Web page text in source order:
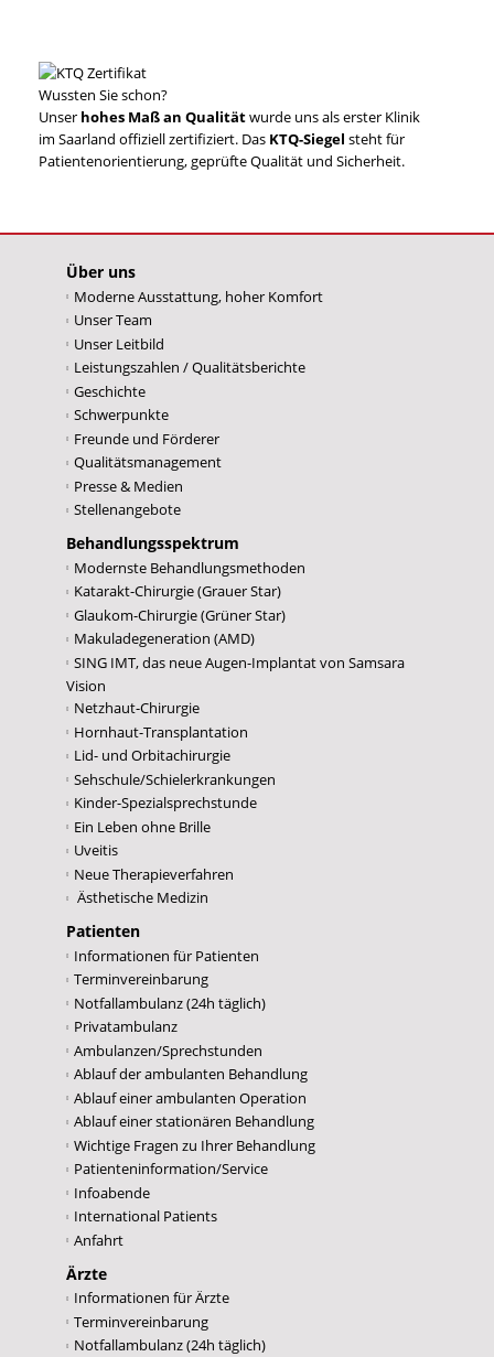
Wussten Sie schon?
Unser hohes Maß an Qualitätwurde uns als erster Klinik
im Saarland offiziell zertifiziert. Das KTQ-Siegel steht für
Patientenorientierung, geprüfte Qualität und Sicherheit.
Über uns
Moderne Ausstattung, hoher Komfort
Unser Team
Unser Leitbild
Leistungszahlen / Qualitätsberichte
Geschichte
Schwerpunkte
Freunde und Förderer
Qualitätsmanagement
Presse & Medien
Stellenangebote
Behandlungsspektrum
Modernste Behandlungsmethoden
Katarakt-Chirurgie (Grauer Star)
Glaukom-Chirurgie (Grüner Star)
Makuladegeneration (AMD)
SING IMT, das neue Augen-Implantat von Samsara
Vision
Netzhaut-Chirurgie
Hornhaut-Transplantation
Lid- und Orbitachirurgie
Sehschule/Schielerkrankungen
Kinder-Spezialsprechstunde
Ein Leben ohne Brille
Uveitis
Neue Therapieverfahren
Ästhetische Medizin
Patienten
Informationen für Patienten
Terminvereinbarung
Notfallambulanz (24h täglich)
Privatambulanz
Ambulanzen/Sprechstunden
Ablauf der ambulanten Behandlung
Ablauf einer ambulanten Operation
Ablauf einer stationären Behandlung
Wichtige Fragen zu Ihrer Behandlung
Patienteninformation/Service
Infoabende
International Patients
Anfahrt
Ärzte
Informationen für Ärzte
Terminvereinbarung
Notfallambulanz (24h täglich)